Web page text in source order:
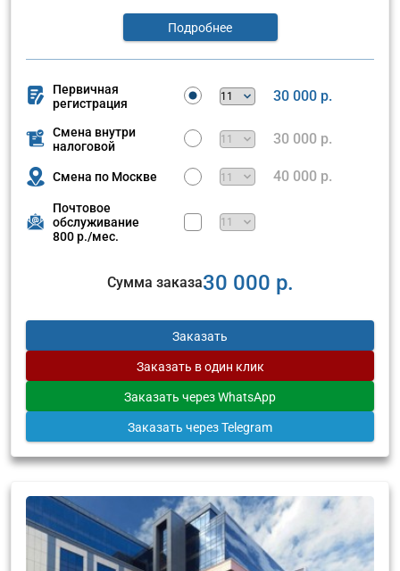
Подробнее
Первичная
регистрация
30 000 р.
Смена внутри
налоговой
30 000 р.
Смена по Москве 40 000 р.
Почтовое
обслуживание
800 р./мес.
Сумма заказа30 000 р.
Заказать
Заказать в один клик
Заказать через WhatsApp
Заказать через Telegram